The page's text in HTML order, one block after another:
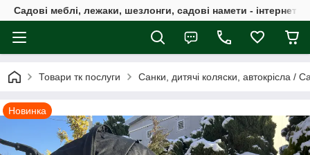
Садові меблі, лежаки, шезлонги, садові намети - інтернет-
Товари тк послуги Санки, дитячі коляски, автокрісла /
Новинка